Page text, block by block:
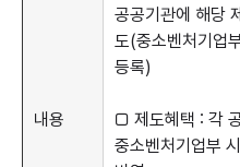
내용
공공기관에 해당
도(중소벤처기업
등록)
□ 제도혜택 : 각
중소벤처기업부